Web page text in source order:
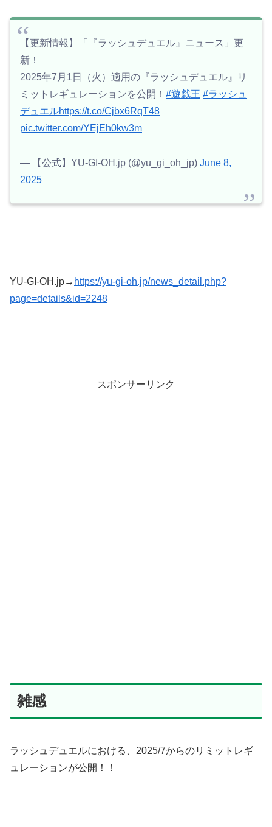
【更新情報】「『ラッシュデュエル』ニュース」更
新！
2025年7月1日（火）適用の『ラッシュデュエル』リ
ミットレギュレーションを公開！ #遊戯王 #ラッシュ
デュエルhttps://t.co/Cjbx6RqT48
pic.twitter.com/YEjEh0kw3m
— 【公式】YU-GI-OH.jp (@yu_gi_oh_jp) June 8,
2025
YU-GI-OH.jp→ https://yu-gi-oh.jp/news_detail.php?
page=details&id=2248
スポンサーリンク
雑感
ラッシュデュエルにおける、2025/7からのリミットレギ
ュレーションが公開！！